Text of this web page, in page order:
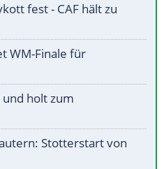
fest - CAF hält zu
WM-Finale für
holt zum
Stotterstart von